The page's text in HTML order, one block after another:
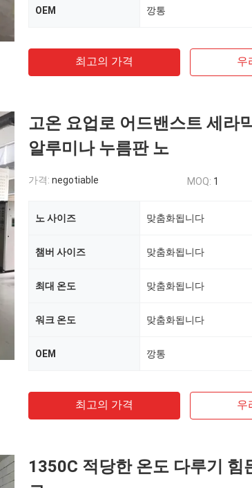
OEM 깡통
최고의 가격 우
고온 요업로 어드밴스트 세라
알루미나 누름판 노
가격: negotiable MOQ: 1
노 사이즈 맞춤화됩니다
챔버 사이즈 맞춤화됩니다
최대 온도 맞춤화됩니다
워크 온도 맞춤화됩니다
OEM 깡통
최고의 가격 우
1350C 적당한 온도 다루기 힘